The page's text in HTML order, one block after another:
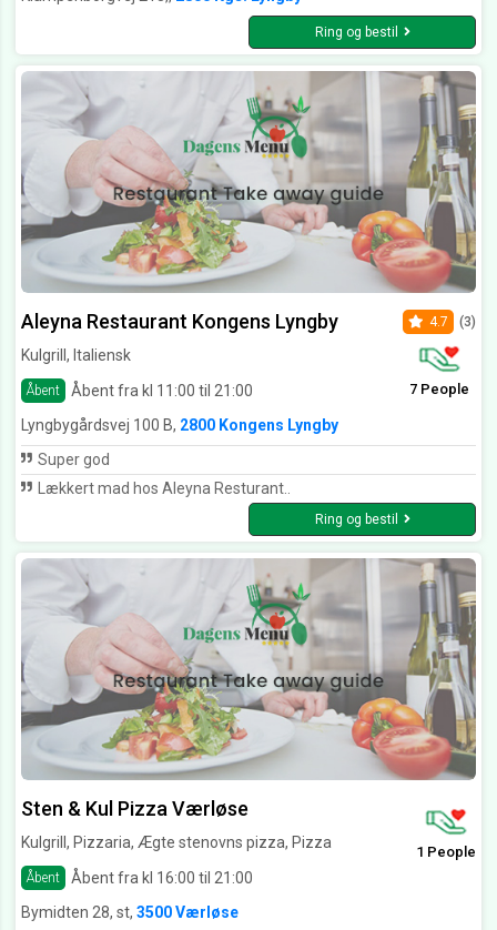
Ring og bestil
Aleyna Restaurant Kongens Lyngby
Kulgrill, Italiensk
Åbent Åbent fra kl 11:00 til 21:00
4.7 (3)
7 People
Lyngbygårdsvej 100 B, 2800 Kongens Lyngby
Super god
Lækkert mad hos Aleyna Resturant..
Ring og bestil
Sten & Kul Pizza Værløse
Kulgrill, Pizzaria, Ægte stenovns pizza, Pizza
Åbent Åbent fra kl 16:00 til 21:00
1 People
Bymidten 28, st, 3500 Værløse